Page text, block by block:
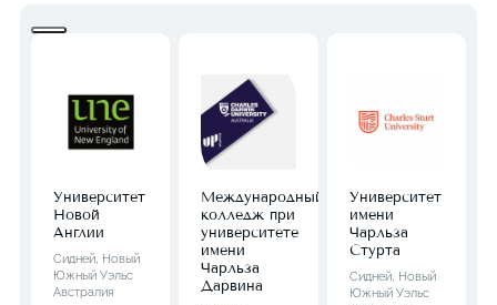
Университет
Новой
Англии
Сидней, Новый
Южный Уэльс
Австралия
Международный
колледж при
университете
имени
Чарльза
Дарвина
Университет
имени
Чарльза
Стурта
Сидней, Новый
Южный Уэльс